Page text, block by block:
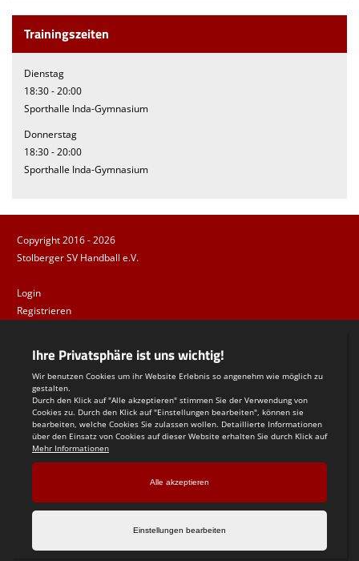
Trainingszeiten
Dienstag
18:30 - 20:00
Sporthalle Inda-Gymnasium
Donnerstag
18:30 - 20:00
Sporthalle Inda-Gymnasium
Copyright 2016 - 2026
Stolberger SV Handball e.V.
Login
Registrieren
Datenschutzerklärung
Teamsports 2
Dein Sportverein online